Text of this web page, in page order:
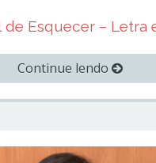
de Esquecer – Letra
Continue lendo